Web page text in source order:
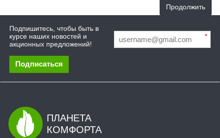
Продолжить
Подпишитесь, чтобы быть в
курсе наших новостей и
акционных предложений!
*
Подписаться
ПЛАНЕТА
КОМФОРТА